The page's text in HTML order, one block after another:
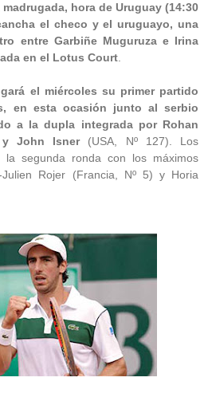
hora de Uruguay (14:30
el checo y el uruguayo, una
entre Garbiñe Muguruza e Irina
en el Lotus Court
el miércoles su primer partido
en esta ocasión junto al serbio
a la dupla integrada por Rohan
y John Isner(USA, Nº 127). Los
la segunda ronda con los máximos
Rojer (Francia, Nº 5) y Horia